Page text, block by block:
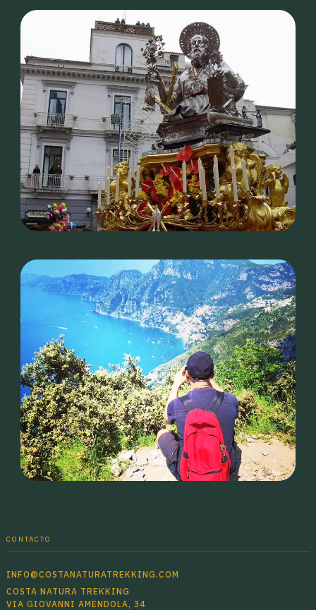
CONTACTO
INFO@COSTANATURATREKKING.COM
COSTA NATURA TREKKING
VIA GIOVANNI AMENDOLA, 34